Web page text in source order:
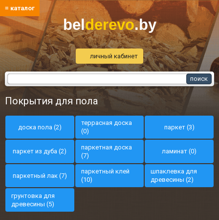
≡ каталог
belderevo.by
личный кабинет
Покрытия для пола
доска пола (2)
террасная доска
(0)
паркет (3)
паркет из дуба (2)
паркетная доска
(7)
ламинат (0)
паркетный лак (7)
паркетный клей
(10)
шпаклевка для
древесины (2)
грунтовка для
древесины (5)